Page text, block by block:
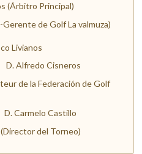
Principal)
Golf La valmuza)
de la Federación de Golf
Castillo
Torneo)